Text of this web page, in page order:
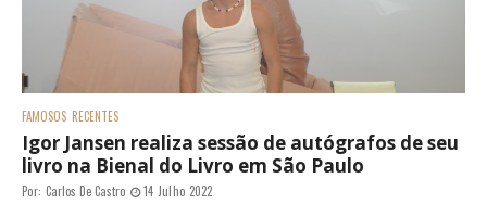
FAMOSOS RECENTES
Igor Jansen realiza sessão de autógrafos de seu
livro na Bienal do Livro em São Paulo
Por: Carlos De Castro 14 Julho 2022